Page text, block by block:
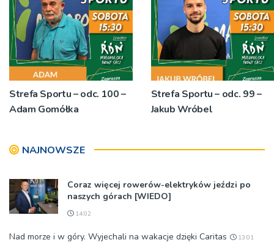
Strefa Sportu – odc. 100 –
Adam Gomółka
Strefa Sportu – odc. 99 –
Jakub Wróbel
NAJNOWSZE
Coraz więcej rowerów-elektryków jeździ po
naszych górach [WIEDO]
14:02
Nad morze i w góry. Wyjechali na wakacje dzięki Caritas 13:01